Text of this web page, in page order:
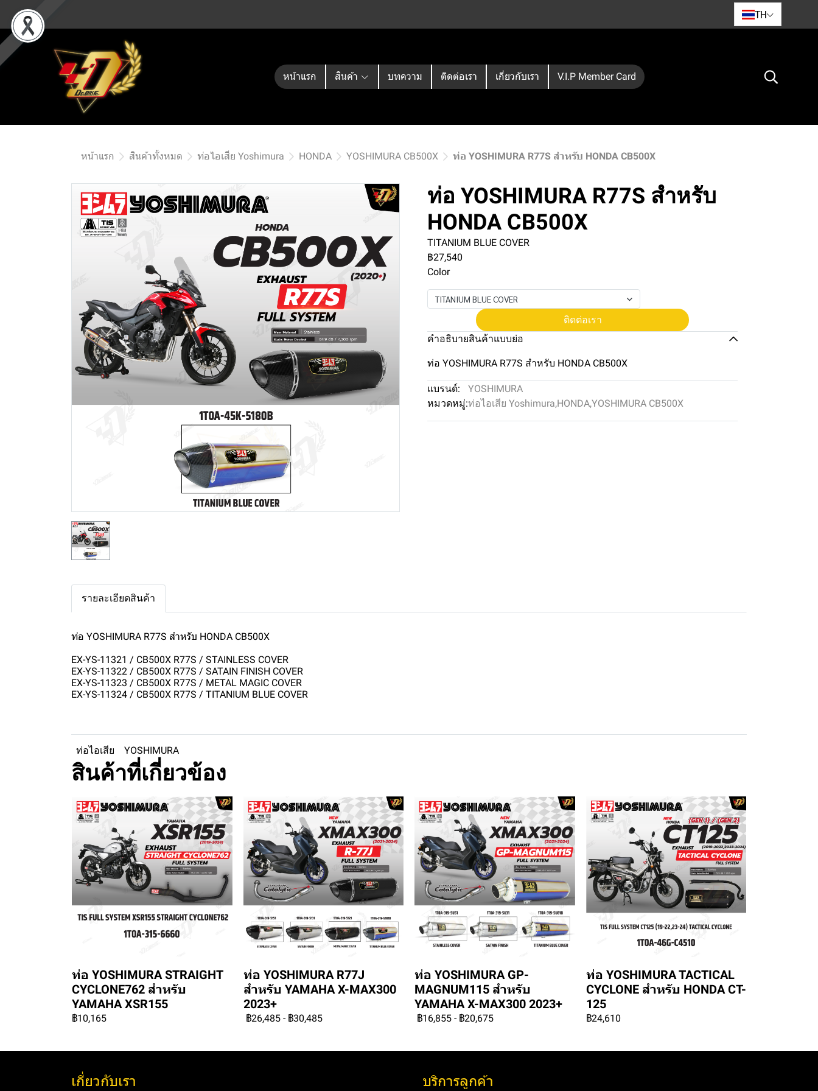
TH
หน้าแรก สินค้า บทความ ติดต่อเรา เกี่ยวกับเรา V.I.P Member Card
หน้าแรก สินค้าทั้งหมด ท่อไอเสีย Yoshimura HONDA YOSHIMURA CB500X ท่อ YOSHIMURA R77S สำหรับ HONDA CB500X
ท่อ YOSHIMURA R77S สำหรับ
HONDA CB500X
TITANIUM BLUE COVER
฿27,540
Color
TITANIUM BLUE COVER
ติดต่อเรา
คำอธิบายสินค้าแบบย่อ
ท่อ YOSHIMURA R77S สำหรับ HONDA CB500X
แบรนด์:
YOSHIMURA
หมวดหมู่:ท่อไอเสีย Yoshimura,HONDA,YOSHIMURA CB500X
รายละเอียดสินค้า
ท่อ YOSHIMURA R77S สำหรับ HONDA CB500X
EX-YS-11321 / CB500X R77S / STAINLESS COVER
EX-YS-11322 / CB500X R77S / SATAIN FINISH COVER
EX-YS-11323 / CB500X R77S / METAL MAGIC COVER
EX-YS-11324 / CB500X R77S / TITANIUM BLUE COVER
ท่อไอเสีย YOSHIMURA
สินค้าที่เกี่ยวข้อง
ท่อ YOSHIMURA STRAIGHT
CYCLONE762 สำหรับ
YAMAHA XSR155
฿10,165
ท่อ YOSHIMURA R77J
สำหรับ YAMAHA X-MAX300
2023+
฿26,485 - ฿30,485
ท่อ YOSHIMURA GP-
MAGNUM115 สำหรับ
YAMAHA X-MAX300 2023+
฿16,855 - ฿20,675
ท่อ YOSHIMURA TACTICAL
CYCLONE สำหรับ HONDA CT-
125
฿24,610
เกี่ยวกับเรา บริการลูกค้า